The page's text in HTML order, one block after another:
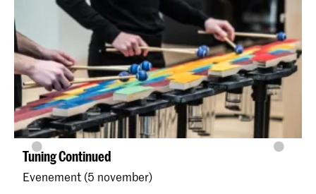
Tuning Continued
Evenement (5 november)